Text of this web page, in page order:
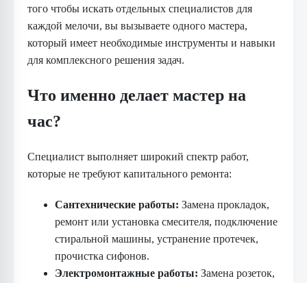
того чтобы искать отдельных специалистов для
каждой мелочи, вы вызываете одного мастера,
который имеет необходимые инструменты и навыки
для комплексного решения задач.
Что именно делает мастер на
час?
Специалист выполняет широкий спектр работ,
которые не требуют капитального ремонта:
Сантехнические работы: Замена прокладок,
ремонт или установка смесителя, подключение
стиральной машины, устранение протечек,
прочистка сифонов.
Электромонтажные работы: Замена розеток,